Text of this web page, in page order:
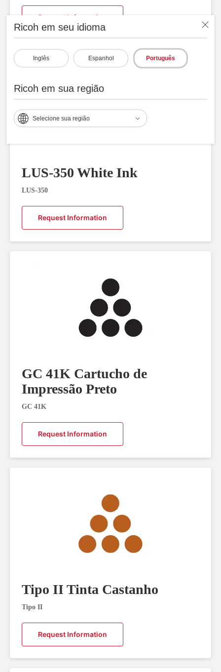
Ricoh em seu idioma
Inglês Espanhol Português
Ricoh em sua região
Selecione sua região
Request Information
LUS-350 White Ink
LUS-350
Request Information
GC 41K Cartucho de
Impressão Preto
GC 41K
Request Information
Tipo II Tinta Castanho
Tipo II
Request Information